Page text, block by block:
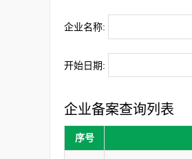
企业名称:
开始日期:
企业备案查询列表
序号